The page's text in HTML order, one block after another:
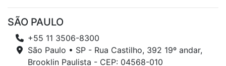
SÃO PAULO
+55 11 3506-8300
São Paulo • SP - Rua Castilho, 392 19º andar,
Brooklin Paulista - CEP: 04568-010